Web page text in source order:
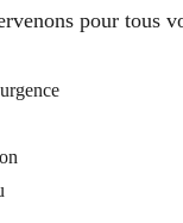
pour tous